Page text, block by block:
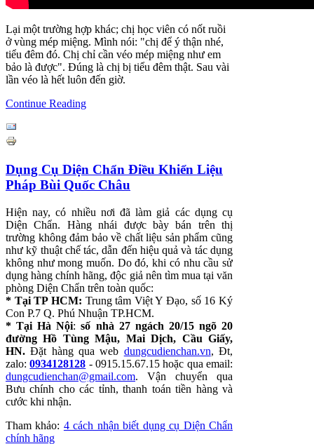
Lại một trường hợp khác; chị học viên có nốt ruồi
ở vùng mép miệng. Mình nói: "chị để ý thận nhé,
tiểu đêm đó. Chị chỉ cần véo mép miệng như em
bảo là được". Đúng là chị bị tiểu đêm thật. Sau vài
lần véo là hết luôn đến giờ.
Continue Reading
Dụng Cụ Diện Chẩn Điều Khiển Liệu
Pháp Bùi Quốc Châu
Hiện nay, có nhiều nơi đã làm giả các dụng cụ
Diện Chẩn. Hàng nhái được bày bán trên thị
trường không đảm bảo về chất liệu sản phẩm cũng
như kỹ thuật chế tác, dẫn đến hiệu quả và tác dụng
không như mong muốn. Do đó, khi có nhu cầu sử
dụng hàng chính hãng, độc giả nên tìm mua tại văn
phòng Diện Chẩn trên toàn quốc:
* Tại TP HCM: Trung tâm Việt Y Đạo, số 16 Ký
Con P.7 Q. Phú Nhuận TP.HCM.
* Tại Hà Nội:số nhà 27 ngách 20/15 ngõ 20
đường Hồ Tùng Mậu, Mai Dịch, Cầu Giấy,
HN. Đặt hàng qua web dungcudienchan.vn, Đt,
zalo:0934128128 - 0915.15.67.15 hoặc qua email:
dungcudienchan@gmail.com. Vận chuyển qua
Bưu chính cho các tỉnh, thanh toán tiền hàng và
cước khi nhận.
Tham khảo: 4 cách nhận biết dụng cụ Diện Chẩn
chính hãng